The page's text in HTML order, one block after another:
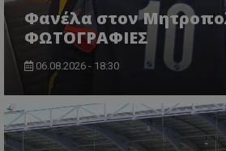
Φανέλα στον
ΦΩΤΟΓΡΑΦΙΕΣ
06.08.2026 - 18:30